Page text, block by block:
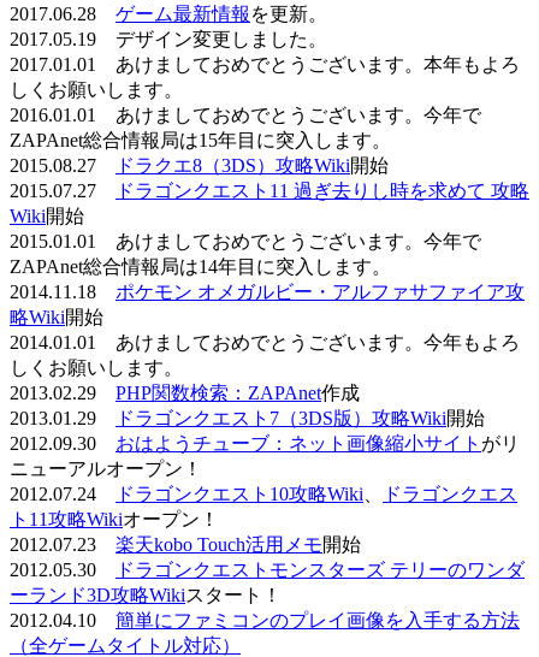
2017.06.28 ゲーム最新情報 を更新。
2017.05.19 デザイン変更しました。
2017.01.01 あけましておめでとうございます。本年もよろ
しくお願いします。
2016.01.01 あけましておめでとうございます。今年で
ZAPAnet総合情報局は15年目に突入します。
2015.08.27
ドラクエ8（3DS）攻略Wiki開始
2015.07.27
ドラゴンクエスト11 過ぎ去りし時を求めて 攻略
Wiki開始
2015.01.01 あけましておめでとうございます。今年で
ZAPAnet総合情報局は14年目に突入します。
2014.11.18 ポケモン オメガルビー・アルファサファイア攻
略Wiki開始
2014.01.01 あけましておめでとうございます。今年もよろ
しくお願いします。
2013.02.29 PHP関数検索：ZAPAnet作成
2013.01.29
ドラゴンクエスト7（3DS版）攻略Wiki開始
2012.09.30 おはようチューブ：ネット画像縮小サイト がリ
ニューアルオープン！
2012.07.24
ドラゴンクエスト10攻略Wiki
ドラゴンクエス
ト11攻略Wikiオープン！
2012.07.23 楽天kobo Touch活用メモ開始
2012.05.30
ドラゴンクエストモンスターズ テリーのワンダ
ーランド3D攻略Wikiスタート！
2012.04.10 簡単にファミコンのプレイ画像を入手する方法
（全ゲームタイトル対応）